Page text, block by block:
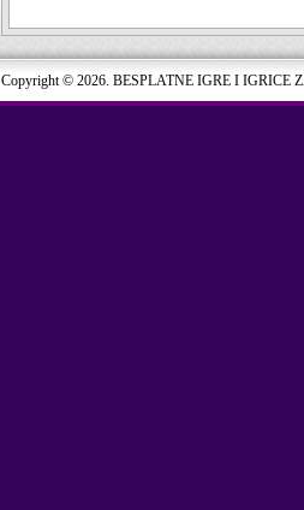
Copyright © 2026. BESPLATNE IGRE I IGRICE